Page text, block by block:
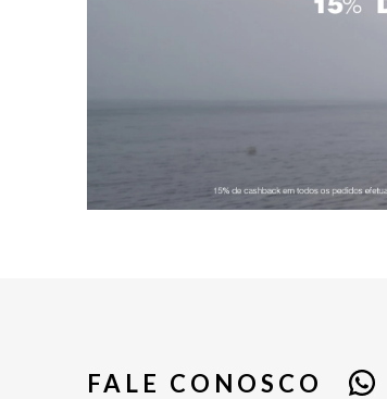
FALE CONOSCO